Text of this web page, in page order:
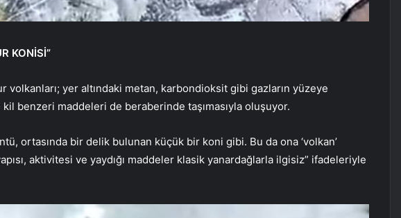
KONİSİ”
volkanları; yer altındaki metan, karbondioksit gibi gazların yüzeye
kil benzeri maddeleri de beraberinde taşımasıyla oluşuyor.
ortasında bir delik bulunan küçük bir koni gibi. Bu da ona ‘volkan’
aktivitesi ve yaydığı maddeler klasik yanardağlarla ilgisiz” ifadeleriyle